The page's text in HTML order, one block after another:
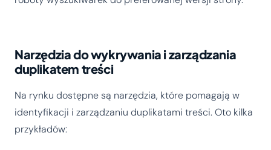
Narzędzia do wykrywania i zarządzania
duplikatem treści
Na rynku dostępne są narzędzia, które pomagają w
identyfikacji i zarządzaniu duplikatami treści. Oto kilka
przykładów: